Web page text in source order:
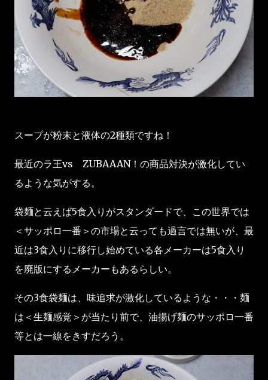
スープが粉末と液体の2種類ですね！
最近のラ王vs ZUBAAAN！の商品対決が激化してい
るような気がする。
袋麺と云えば5食入りがスタンダードで、この世界では
＜サッポロ一番＞の市場と云っても過言では無いが、最
近は3食入りに移行し始めている各メーカーは5食入り
を廃版にするメーカーもあるらしい。
その3食袋麺は、味追求が激化しているような・・・麺
は＜生麺感覚＞が当たり前で、油揚げ麺のサッポロ一番
等とは一線をきすだろう。